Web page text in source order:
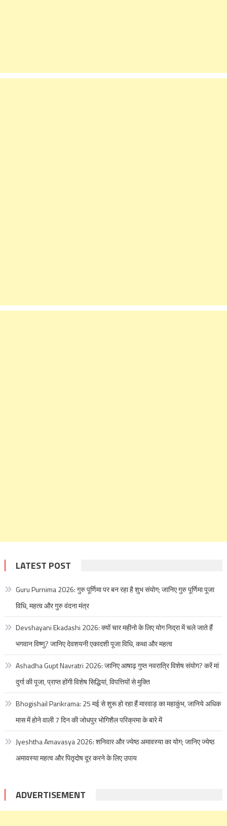
LATEST POST
Guru Purnima 2026: गुरु पूर्णिमा पर बन रहा है शुभ संयोग; जानिए गुरु पूर्णिमा पूजा
विधि, महत्व और गुरु वंदना मंत्र
Devshayani Ekadashi 2026: क्यों चार महीनो के लिए योग निद्रा में चले जाते हैं
भगवान विष्णु? जानिए देवशयनी एकादशी पूजा विधि, कथा और महत्व
Ashadha Gupt Navratri 2026: जानिए आषाढ़ गुप्त नवरात्रि विशेष संयोग? करें मां
दुर्गा की पूजा, प्राप्त होंगी विशेष सिद्धियां, विपत्तियों से मुक्ति
Bhogishail Parikrama: 25 मई से शुरू हो रहा हैं मारवाड़ का महाकुंभ, जानिये अधिक
मास में होने वाली 7 दिन की जोधपुर भोगिशैल परिक्रमा के बारे में
Jyeshtha Amavasya 2026: शनिवार और ज्येष्ठ अमावस्या का योग; जानिए ज्येष्ठ
अमावस्या महत्व और पितृदोष दूर करने के लिए उपाय
ADVERTISEMENT